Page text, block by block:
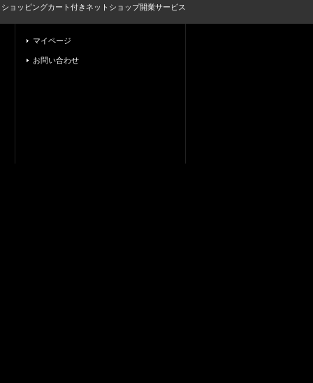
ョッピングカート付きネットショップ開業サービス
マイページ
お問い合わせ